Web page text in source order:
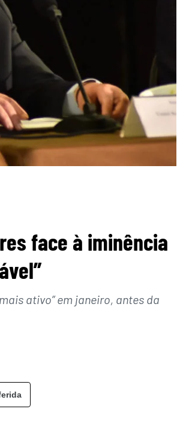
face à iminência
ativo” em janeiro, antes da